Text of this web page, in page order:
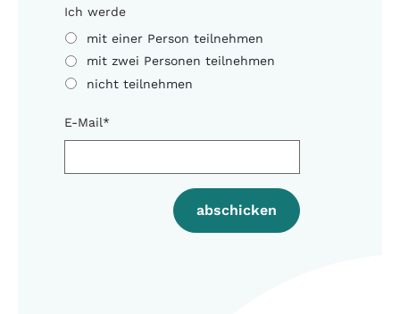
Ich werde
mit einer Person teilnehmen
mit zwei Personen teilnehmen
nicht teilnehmen
E-Mail*